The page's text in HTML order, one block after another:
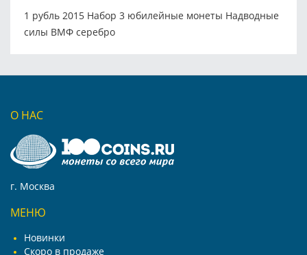
1 рубль 2015 Набор 3 юбилейные монеты Надводные
силы ВМФ серебро
О НАС
г. Москва
МЕНЮ
Новинки
Скоро в продаже